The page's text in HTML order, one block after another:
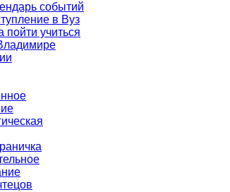
событий
в Вуз
пойти учиться